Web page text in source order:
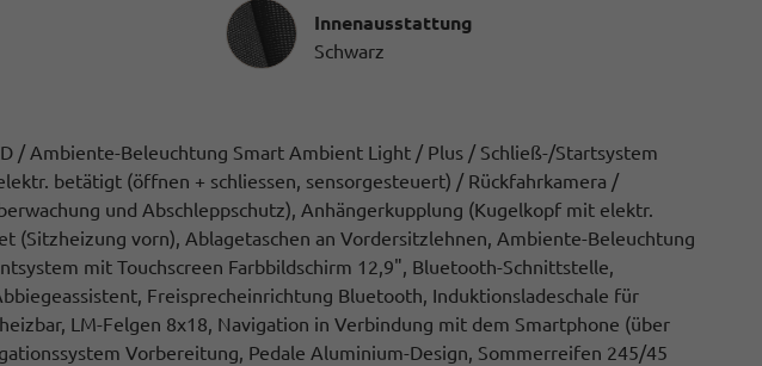
InnenausstattungInnenausstattung
Schwarz
/ Ambiente-Beleuchtung Smart Ambient Light / Plus / Schließ-/Startsystem
betätigt (öffnen + schliessen, sensorgesteuert) / Rückfahrkamera /
und Abschleppschutz), Anhängerkupplung (Kugelkopf mit elektr.
(Sitzheizung vorn), Ablagetaschen an Vordersitzlehnen, Ambiente-Beleuchtung
mit Touchscreen Farbbildschirm 12,9", Bluetooth-Schnittstelle,
Freisprecheinrichtung Bluetooth, Induktionsladeschale für
LM-Felgen 8x18, Navigation in Verbindung mit dem Smartphone (über
Vorbereitung, Pedale Aluminium-Design, Sommerreifen 245/45